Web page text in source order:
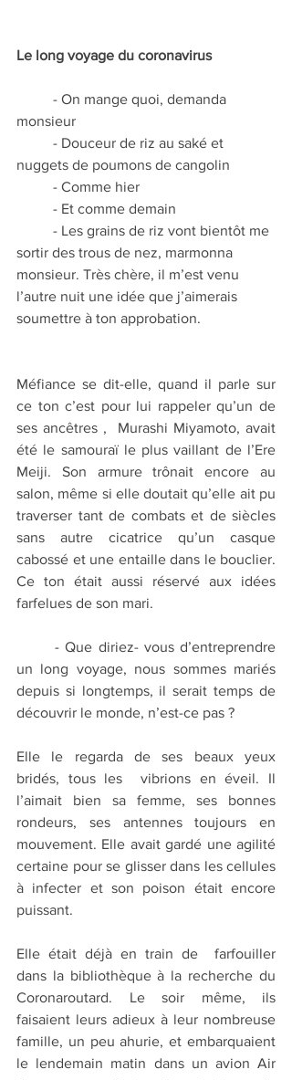
Le long voyage du coronavirus
monsieur
nuggets de poumons de cangolin
	- Comme hier
	- Et comme demain
sortir des trous de nez, marmonna
monsieur. Très chère, il m’est venu
l’autre nuit une idée que j’aimerais
soumettre à ton approbation.
Méfiance se dit-elle, quand il parle sur
ce ton c’est pour lui rappeler qu’un de
ses ancêtres ,  Murashi Miyamoto, avait
été le samouraï le plus vaillant de l’Ere
Meiji. Son armure trônait encore au
salon, même si elle doutait qu’elle ait pu
traverser tant de combats et de siècles
sans autre cicatrice qu’un casque
cabossé et une entaille dans le bouclier.
Ce ton était aussi réservé aux idées
farfelues de son mari.
	- Que diriez- vous d’entreprendre
un long voyage, nous sommes mariés
depuis si longtemps, il serait temps de
découvrir le monde, n’est-ce pas ?
Elle le regarda de ses beaux yeux
bridés, tous les  vibrions en éveil. Il
l’aimait bien sa femme, ses bonnes
rondeurs, ses antennes toujours en
mouvement. Elle avait gardé une agilité
certaine pour se glisser dans les cellules
à infecter et son poison était encore
puissant.
Elle était déjà en train de  farfouiller
dans la bibliothèque à la recherche du
Coronaroutard. Le soir même, ils
faisaient leurs adieux à leur nombreuse
famille, un peu ahurie, et embarquaient
le lendemain matin dans un avion Air